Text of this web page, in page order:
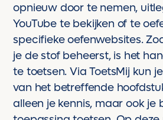
opnieuw door te nemen,
YouTube te bekijken of te
specifieke oefenwebsites.
je de stof beheerst, is het
te toetsen. Via ToetsMij kun
van het betreffende
alleen je kennis, maar ook je